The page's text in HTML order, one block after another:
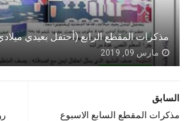
مذكرات المقطع الرابع (أحتفل بعيدي
مارس 09, 2019
السابق
مذكرات المقطع السابع الاسبوع